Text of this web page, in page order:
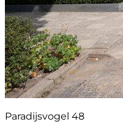
Paradijsvogel 48